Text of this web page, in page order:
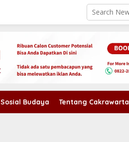
Sosial Budaya Tentang Cakrawarta